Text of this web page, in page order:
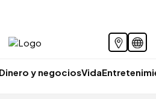
Dinero y negociosVida